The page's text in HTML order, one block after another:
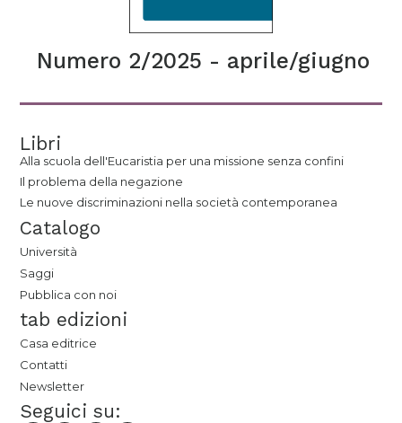
Numero 2/2025 - aprile/giugno
Libri
Alla scuola dell'Eucaristia per una missione senza confini
Il problema della negazione
Le nuove discriminazioni nella società contemporanea
Catalogo
Università
Saggi
Pubblica con noi
tab edizioni
Casa editrice
Contatti
Newsletter
Seguici su: